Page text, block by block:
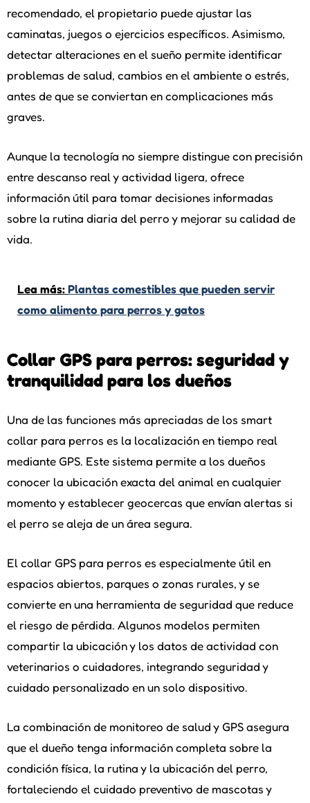
recomendado, el propietario puede ajustar las
caminatas, juegos o ejercicios específicos. Asimismo,
detectar alteraciones en el sueño permite identificar
problemas de salud, cambios en el ambiente o estrés,
antes de que se conviertan en complicaciones más
graves.
Aunque la tecnología no siempre distingue con precisión
entre descanso real y actividad ligera, ofrece
información útil para tomar decisiones informadas
sobre la rutina diaria del perro y mejorar su calidad de
vida.
Lea más:Plantas comestibles que pueden servir
como alimento para perros y gatos
Collar GPS para perros: seguridad y
tranquilidad para los dueños
Una de las funciones más apreciadas de los smart
collar para perros es la localización en tiempo real
mediante GPS. Este sistema permite a los dueños
conocer la ubicación exacta del animal en cualquier
momento y establecer geocercas que envían alertas si
el perro se aleja de un área segura.
El collar GPS para perros es especialmente útil en
espacios abiertos, parques o zonas rurales, y se
convierte en una herramienta de seguridad que reduce
el riesgo de pérdida. Algunos modelos permiten
compartir la ubicación y los datos de actividad con
veterinarios o cuidadores, integrando seguridad y
cuidado personalizado en un solo dispositivo.
La combinación de monitoreo de salud y GPS asegura
que el dueño tenga información completa sobre la
condición física, la rutina y la ubicación del perro,
fortaleciendo el cuidado preventivo de mascotas y